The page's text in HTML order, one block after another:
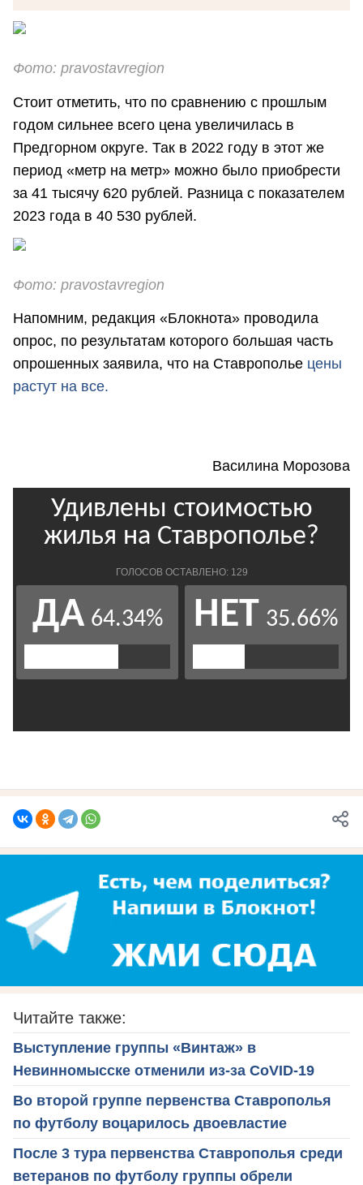
Фото: pravostavregion
Стоит отметить, что по сравнению с прошлым
годом сильнее всего цена увеличилась в
Предгорном округе. Так в 2022 году в этот же
период «метр на метр» можно было приобрести
за 41 тысячу 620 рублей. Разница с показателем
2023 года в 40 530 рублей.
Фото: pravostavregion
Напомним, редакция «Блокнота» проводила
опрос, по результатам которого большая часть
опрошенных заявила, что на Ставрополье цены
растут на все.
Василина Морозова
Читайте также:
Выступление группы «Винтаж» в
Невинномысске отменили из-за CoVID-19
Во второй группе первенства Ставрополья
по футболу воцарилось двоевластие
После 3 тура первенства Ставрополья среди
ветеранов по футболу группы обрели